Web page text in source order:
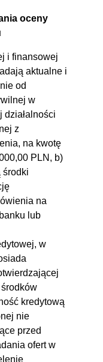
oceny
i finansowej
aktualne i
od
w
działalności
z
na kwotę
PLN, b)
środki
na
lub
w
kredytową
nie
przed
ofert w